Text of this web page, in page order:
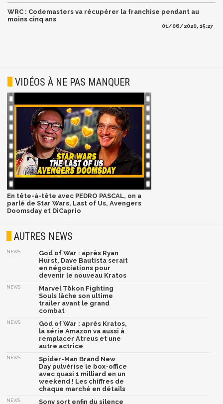
WRC : Codemasters va récupérer la franchise pendant au
moins cinq ans
01/06/2020, 15:27
VIDÉOS À NE PAS MANQUER
En tête-à-tête avec PEDRO PASCAL, on a
parlé de Star Wars, Last of Us, Avengers
Doomsday et DiCaprio
AUTRES NEWS
NEWS
God of War : après Ryan
Hurst, Dave Bautista serait
en négociations pour
devenir le nouveau Kratos
NEWS
Marvel Tōkon Fighting
Souls lâche son ultime
trailer avant le grand
combat
NEWS
God of War : après Kratos,
la série Amazon va aussi à
remplacer Atreus et une
autre actrice
NEWS
Spider-Man Brand New
Day pulvérise le box-office
avec quasi 1 milliard en un
weekend ! Les chiffres de
chaque marché en détails
NEWS Sony sort enfin du silence